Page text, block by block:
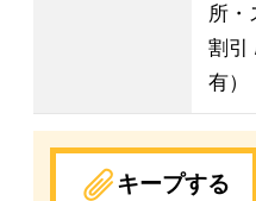
所・
割引
有）
キープする